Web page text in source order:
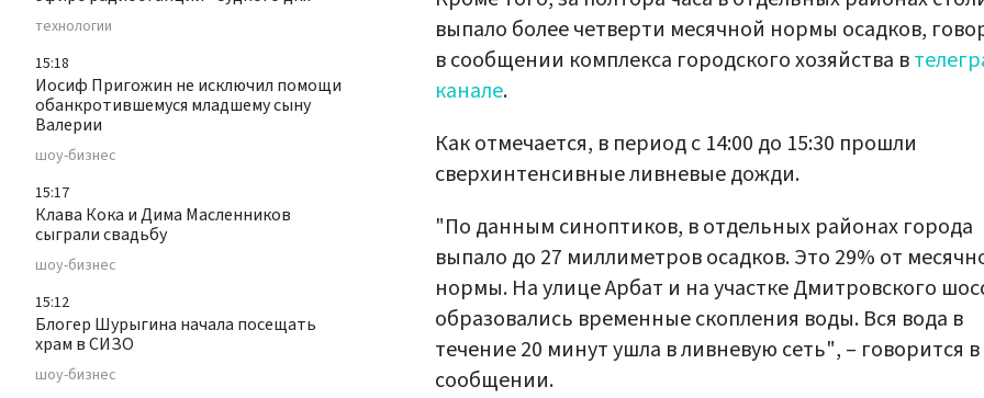
технологии
15:18
Иосиф Пригожин не исключил помощи
обанкротившемуся младшему сыну
Валерии
шоу-бизнес
15:17
Клава Кока и Дима Масленников
сыграли свадьбу
шоу-бизнес
15:12
Блогер Шурыгина начала посещать
храм в СИЗО
шоу-бизнес
выпало более четверти месячной нормы осадков,
в сообщении комплекса городского хозяйства в
канале.
Как отмечается, в период с 14:00 до 15:30 прошли
сверхинтенсивные ливневые дожди.
"По данным синоптиков, в отдельных районах города
выпало до 27 миллиметров осадков. Это 29% от
нормы. На улице Арбат и на участке Дмитровского
образовались временные скопления воды. Вся вода в
течение 20 минут ушла в ливневую сеть", – говорится в
сообщении.